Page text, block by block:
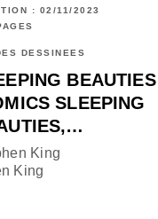
: 02/11/2023
DESSINÉES
BEAUTIES
SLEEPING
King
King